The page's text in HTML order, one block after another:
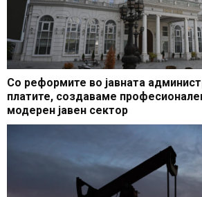
Со реформите во јавната
платите, создаваме
модерен јавен сектор